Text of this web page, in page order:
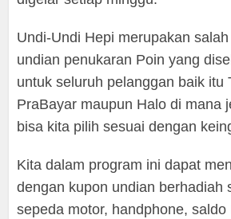
Undi-Undi Hepi merupakan
undian penukaran Poin yang
untuk seluruh pelanggan baik itu
PraBayar maupun Halo di mana
bisa kita pilih sesuai dengan
Kita dalam program ini dapat
dengan kupon undian berhadiah
sepeda motor, handphone,